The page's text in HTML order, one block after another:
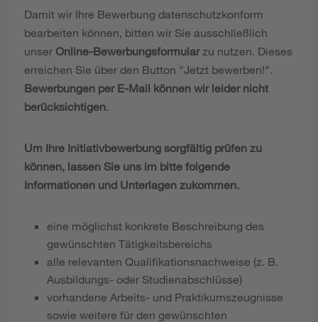
Damit wir Ihre Bewerbung datenschutzkonform
bearbeiten können, bitten wir Sie ausschließlich
unser Online-Bewerbungsformularzu nutzen. Dieses
erreichen Sie über den Button "Jetzt bewerben!".
Bewerbungen per E-Mail können wir leider nicht
berücksichtigen.
Um Ihre Initiativbewerbung sorgfältig prüfen zu
können, lassen Sie uns im bitte folgende
Informationen und Unterlagen zukommen.
eine möglichst konkrete Beschreibung des
gewünschten Tätigkeitsbereichs
alle relevanten Qualifikationsnachweise (z. B.
Ausbildungs- oder Studienabschlüsse)
vorhandene Arbeits- und Praktikumszeugnisse
sowie weitere für den gewünschten